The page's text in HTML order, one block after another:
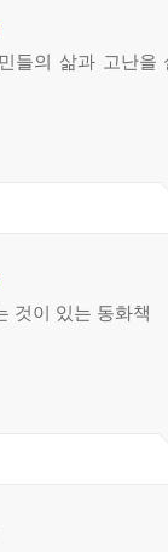
들의 삶과 고난을
것이 있는 동화책